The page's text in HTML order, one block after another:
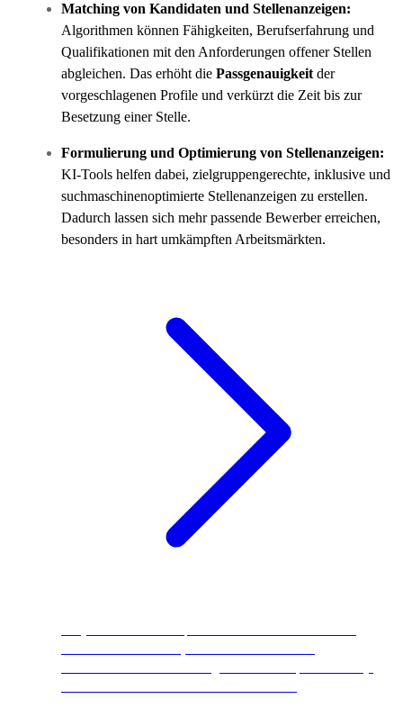
Matching von Kandidaten und Stellenanzeigen:
Algorithmen können Fähigkeiten, Berufserfahrung und
Qualifikationen mit den Anforderungen offener Stellen
abgleichen. Das erhöht die Passgenauigkeitder
vorgeschlagenen Profile und verkürzt die Zeit bis zur
Besetzung einer Stelle.
Formulierung und Optimierung von Stellenanzeigen:
KI-Tools helfen dabei, zielgruppengerechte, inklusive und
suchmaschinenoptimierte Stellenanzeigen zu erstellen.
Dadurch lassen sich mehr passende Bewerber erreichen,
besonders in hart umkämpften Arbeitsmärkten.